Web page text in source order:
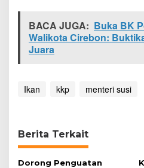
I
k
a
n
BACA JUGA: Buka BK
Walikota Cirebon:
Juara
Ikan kkp menteri susi
Berita Terkait
Dorong Penguatan